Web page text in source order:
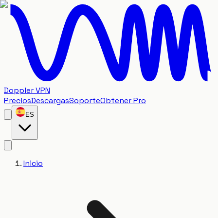
Doppler VPN
PreciosDescargasSoporteObtener Pro
ES
Inicio